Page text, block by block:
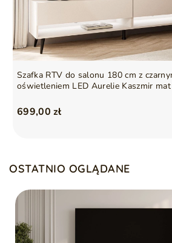
Szafka RTV do salonu 180 cm z
oświetleniem LED Aurelie Kaszmir mat
699,00 zł
OSTATNIO OGLĄDANE